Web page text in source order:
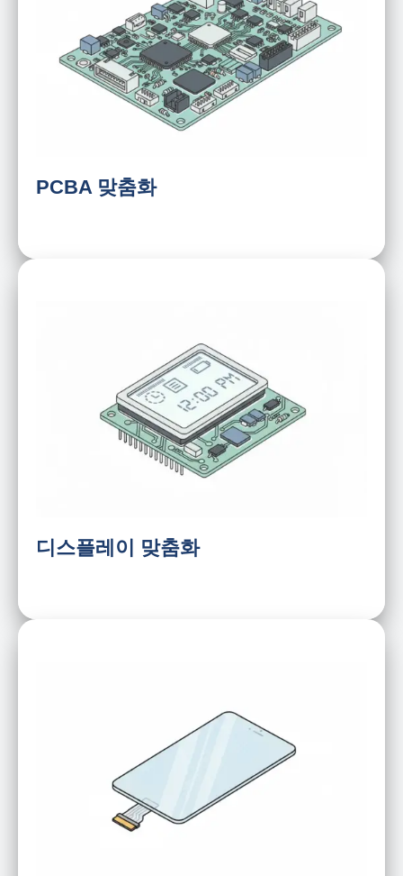
PCBA 맞춤화
메인보드 설계
외형 수정
I/O
스크린 인쇄 설계
디스플레이 맞춤화
맞춤형 크기 및 해상도
백라이트
화면비
디스플레이 인터페이스
정전식 또는 저항식
IC 매칭
습윤/습한 환경